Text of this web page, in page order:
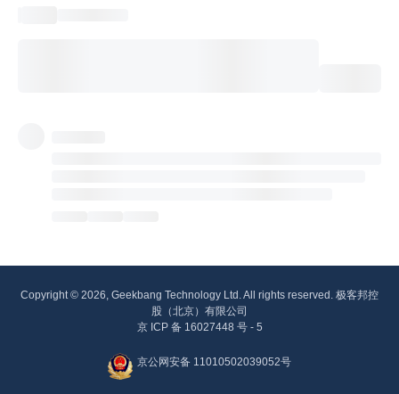
Copyright © 2026, Geekbang Technology Ltd. All rights reserved. 极客邦控
股（北京）有限公司
京 ICP 备 16027448 号 - 5
京公网安备 11010502039052号